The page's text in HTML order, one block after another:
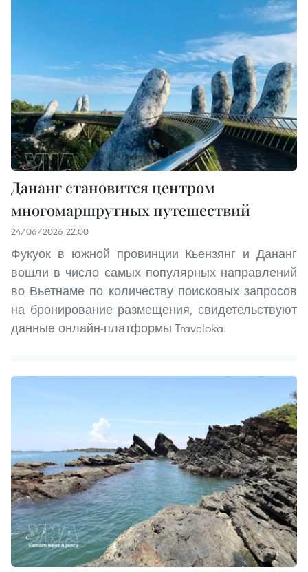
Дананг становится центром
многомаршрутных путешествий
24/06/2026 22:00
Фукуок в южной провинции Кьензянг и Дананг
вошли в число самых популярных направлений
во Вьетнаме по количеству поисковых запросов
на бронирование размещения, свидетельствуют
данные онлайн-платформы Traveloka.